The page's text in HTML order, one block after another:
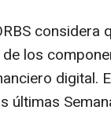
considera
los
digital.
últimas